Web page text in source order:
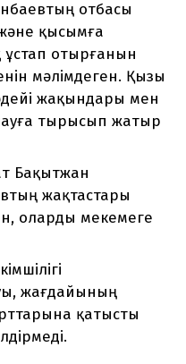
отбасы
қысымға
отырғанын
мәлімдеген. Қызы
жақындары мен
тырысып жатыр
Бақытжан
жақтастары
оларды мекемеге
жағдайының
қатысты